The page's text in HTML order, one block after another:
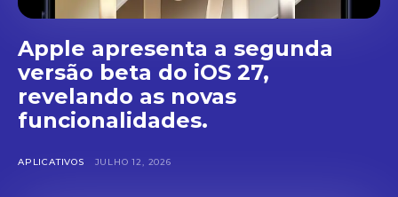
Apple apresenta a segunda
versão beta do iOS 27,
revelando as novas
funcionalidades.
APLICATIVOS JULHO 12, 2026